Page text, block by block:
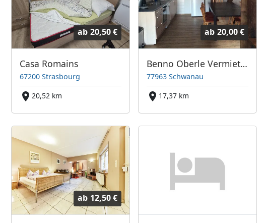
ab 20,50 €
Casa Romains
67200 Strasbourg
20,52 km
ab 20,00 €
Benno Oberle Vermietung
77963 Schwanau
17,37 km
ab 12,50 €